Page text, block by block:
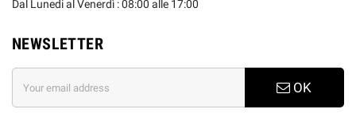
Dal Lunedi al Venerdì : 08:00 alle 17:00
NEWSLETTER
OK